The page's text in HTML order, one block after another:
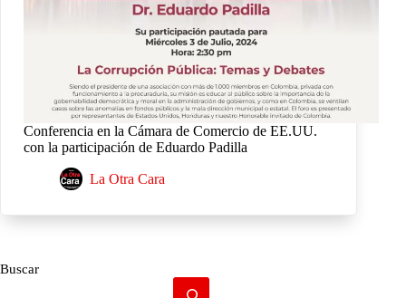
Conferencia en la Cámara de Comercio de EE.UU.
con la participación de Eduardo Padilla
La Otra Cara
Buscar